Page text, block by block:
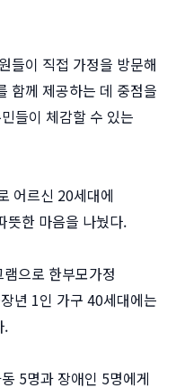
들이 직접 가정을 방문해
함께 제공하는 데 중점을
들이 체감할 수 있는
어르신 20세대에
뜻한 마음을 나눴다.
으로 한부모가정
년 1인 가구 40세대에는
.
5명과 장애인 5명에게